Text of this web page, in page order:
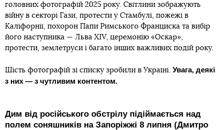
головних фотографій 2025 року. Світлини зображують
війну в секторі Гази, протести у Стамбулі, пожежі в
Каліфорнії, похорон Папи Римського Франциска та вибір
його наступника — Льва XIV, церемонію «Оскар»,
протести, землетруси і багато інших важливих подій року.
Шість фотографій зі списку зробили в Україні. Увага, деякі
з них — з чутливим контентом.
Дим від російського обстрілу підіймається над
полем соняшників на Запоріжжі 8 липня (Дмитро